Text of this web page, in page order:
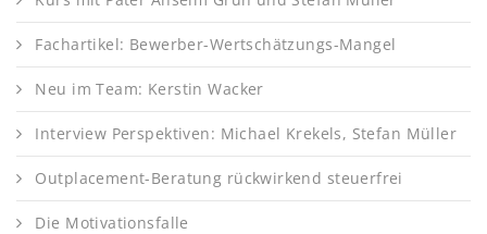
Fachartikel: Bewerber-Wertschätzungs-Mangel
Neu im Team: Kerstin Wacker
Interview Perspektiven: Michael Krekels, Stefan Müller
Outplacement-Beratung rückwirkend steuerfrei
Die Motivationsfalle